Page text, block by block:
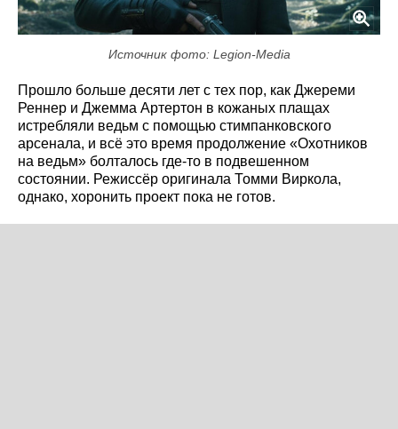
Источник фото: Legion-Media
Прошло больше десяти лет с тех пор, как Джереми
Реннер и Джемма Артертон в кожаных плащах
истребляли ведьм с помощью стимпанковского
арсенала, и всё это время продолжение «Охотников
на ведьм» болталось где-то в подвешенном
состоянии. Режиссёр оригинала Томми Виркола,
однако, хоронить проект пока не готов.